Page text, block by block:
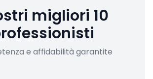
migliori 10
e affidabilità garantite